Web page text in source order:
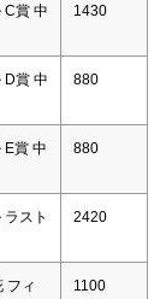
C賞 中
1430
D賞 中
880
E賞 中
880
スト
2420
フィ
1100